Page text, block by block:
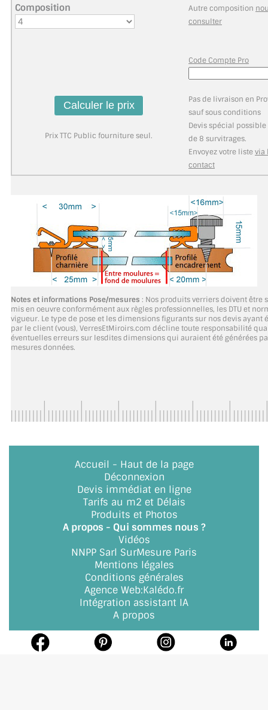
MIROIR ENCADRÉ
VERRE EXTRACLAIR
VERRE FEUILLETÉ
VERRE ANTI-REFLET
VERRE LAQUÉ/CRÉDENCE
VERRE FEUILLETÉ/TREMPÉ
DALLE DE SOL EN VERRE
PORTE EN VERRE
GARDE CORPS EN VERRE
ACCESSOIRES & QUINCAILLERIE
CATALOGUE DE PROFILS ET FIXATION DU VERRE
LES FIXATIONS POUR MIROIR
LES PROFILS PAROI DE VERRE
VITRINE EN VERRE
CONNECTEURS ET ASSEMBLAGE DE VERRES
LES CHARNIÈRES DE PORTE EN VERRE
Composition Autre composition
consulter
Code Compte Pro
Pas de livraison en
sauf sous conditions
Devis spécial
de 8 survitrages.
Envoyez votre listevia
contact
Prix TTC Public fourniture seul.
Notes et informations Pose/mesures : Nos produits verriers doivent être
mis en oeuvre conformément aux règles professionnelles, les DTU et
vigueur. Le type de pose et les dimensions figurants sur nos devis ayant
par le client (vous), VerresEtMiroirs.com décline toute responsabilité
éventuelles erreurs sur lesdites dimensions qui auraient été générées
mesures données.
Accueil - Haut de la page
Déconnexion
Devis immédiat en ligne
Tarifs au m2 et Délais
Produits et Photos
A propos - Qui sommes nous ?
Vidéos
NNPP Sarl SurMesure Paris
Mentions légales
Conditions générales
Agence Web:Kalédo.fr
Intégration assistant IA
A propos